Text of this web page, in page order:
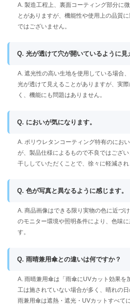
A. 製造工程上、裏面コーティング部分に
とがありますが、機能性や使用上の品質
ではございません。
Q. 光が透けて穴が開いているように見
A. 遮光性の高い生地を使用している場合
光が透けて見えることがありますが、実
く、機能にも問題はありません。
Q. においが気になります。
A. ポリウレタンコーティング特有のにお
が、製品仕様によるもので不良ではござ
干ししていただくことで、徐々に軽減され
Q. 色が写真と異なるように感じます。
A. 商品画像はできる限り実物の色に近づ
のモニター環境や照明条件により、色味
す。
Q. 雨晴兼用傘との違いは何ですか？
A. 雨晴兼用傘は「雨傘にUVカット効果を
工は施されていない場合が多く、晴れの
雨兼用傘は遮熱・遮光・UVカットすべて